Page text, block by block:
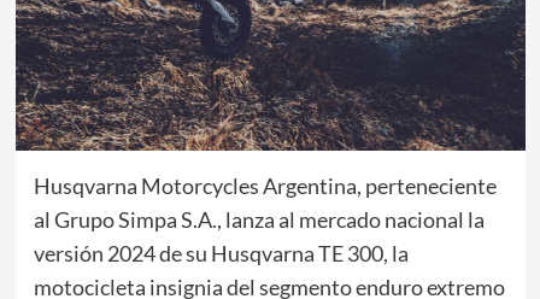
Husqvarna Motorcycles Argentina, perteneciente
al Grupo Simpa S.A., lanza al mercado nacional la
versión 2024 de su Husqvarna TE 300, la
motocicleta insignia del segmento enduro extremo